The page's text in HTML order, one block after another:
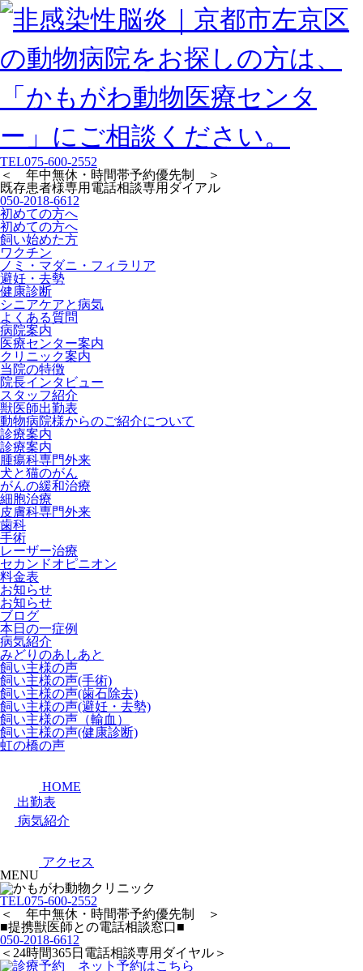
TEL075-600-2552
＜ 年中無休・時間帯予約優先制 ＞
既存患者様専用 電話相談専用ダイアル
050-2018-6612
初めての方へ
初めての方へ
飼い始めた方
ワクチン
ノミ・マダニ・フィラリア
避妊・去勢
健康診断
シニアケアと病気
よくある質問
病院案内
医療センター案内
クリニック案内
当院の特徴
院長インタビュー
スタッフ紹介
獣医師出勤表
動物病院様からのご紹介について
診療案内
診療案内
腫瘍科専門外来
犬と猫のがん
がんの緩和治療
細胞治療
皮膚科専門外来
歯科
手術
レーザー治療
セカンドオピニオン
料金表
お知らせ
お知らせ
ブログ
本日の一症例
病気紹介
みどりのあしあと
飼い主様の声
飼い主様の声(手術)
飼い主様の声(歯石除去)
飼い主様の声(避妊・去勢)
飼い主様の声（輸血）
飼い主様の声(健康診断)
虹の橋の声
HOME
出勤表
病気紹介
アクセス
MENU
TEL075-600-2552
＜ 年中無休・時間帯予約優先制 ＞
■提携獣医師との電話相談窓口■
050-2018-6612
＜24時間365日電話相談専用ダイヤル＞